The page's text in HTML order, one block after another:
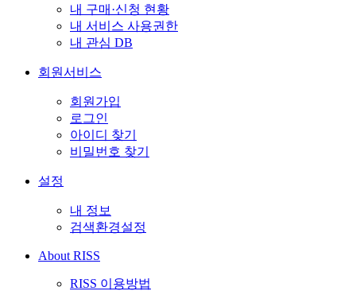
내 구매·신청 현황
내 서비스 사용권한
내 관심 DB
회원서비스
회원가입
로그인
아이디 찾기
비밀번호 찾기
설정
내 정보
검색환경설정
About RISS
RISS 이용방법